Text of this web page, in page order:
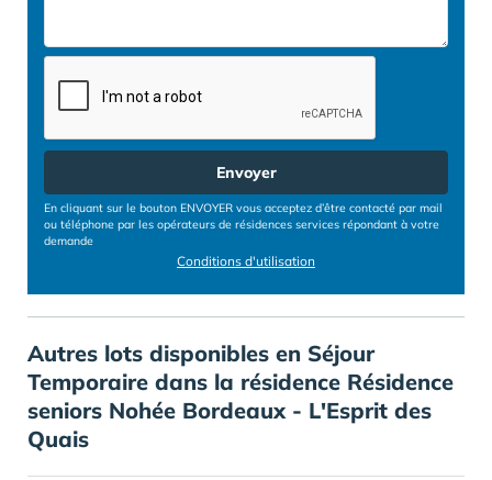
Envoyer
En cliquant sur le bouton ENVOYER vous acceptez d’être contacté par mail
ou téléphone par les opérateurs de résidences services répondant à votre
demande
Conditions d'utilisation
Autres lots disponibles en Séjour
Temporaire dans la résidence Résidence
seniors Nohée Bordeaux - L'Esprit des
Quais